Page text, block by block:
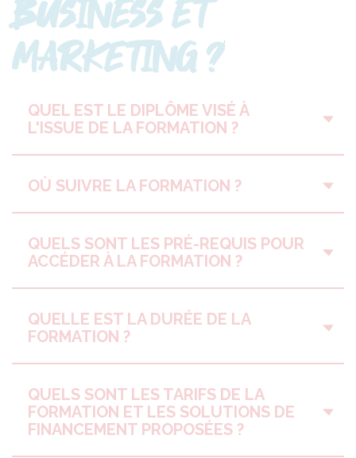
BUSINESS ET
MARKETING ?
QUEL EST LE DIPLÔME VISÉ À
L'ISSUE DE LA FORMATION ?
OÙ SUIVRE LA FORMATION ?
QUELS SONT LES PRÉ-REQUIS POUR
ACCÉDER À LA FORMATION ?
QUELLE EST LA DURÉE DE LA
FORMATION ?
QUELS SONT LES TARIFS DE LA
FORMATION ET LES SOLUTIONS DE
FINANCEMENT PROPOSÉES ?